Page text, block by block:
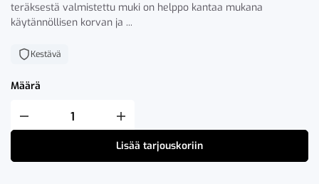
teräksestä valmistettu muki on helppo kantaa mukana
käytännöllisen korvan ja ...
Kestävä
Määrä
Sagaform
Ted
määrä
Lisää tarjouskoriin